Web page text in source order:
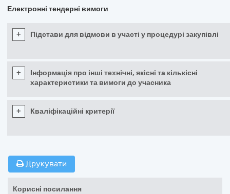
Електронні тендерні вимоги
+ Підстави для відмови в участі у процедурі закупівлі
+
Інформація про інші технічні, якісні та кількісні
характеристики та вимоги до учасника
+ Кваліфікаційні критерії
Друкувати
Корисні посилання